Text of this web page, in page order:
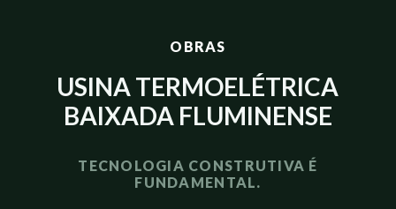
OBRAS
USINA TERMOELÉTRICA
BAIXADA FLUMINENSE
TECNOLOGIA CONSTRUTIVA É
FUNDAMENTAL.